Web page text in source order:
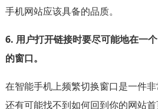
手机网站应该具备的品质。
6. 用户打开链接时要尽可能地在一
的窗口。
在智能手机上频繁切换窗口是一件
还有可能找不到如何回到你的网站